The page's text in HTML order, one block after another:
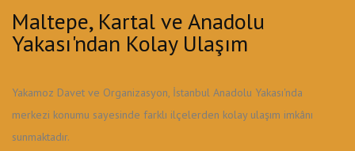
Maltepe, Kartal ve Anadolu
Yakası'ndan Kolay Ulaşım
Yakamoz Davet ve Organizasyon, İstanbul Anadolu Yakası'nda
merkezi konumu sayesinde farklı ilçelerden kolay ulaşım imkânı
sunmaktadır.